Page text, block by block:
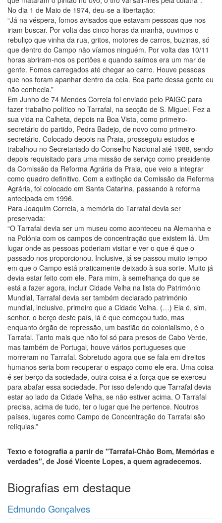
No dia 1 de Maio de 1974, deu-se a libertação:
“Já na véspera, fomos avisados que estavam pessoas que nos
iriam buscar. Por volta das cinco horas da manhã, ouvimos o
rebuliço que vinha da rua, gritos, motores de carros, buzinas, só
que dentro do Campo não víamos ninguém. Por volta das 10/11
horas abriram-nos os portões e quando saímos era um mar de
gente. Fomos carregados até chegar ao carro. Houve pessoas
que nos foram apanhar dentro da cela. Boa parte dessa gente eu
não conhecia.”
Em Junho de 74 Mendes Correia foi enviado pelo PAIGC para
fazer trabalho político no Tarrafal, na secção de S. Miguel. Fez a
sua vida na Calheta, depois na Boa Vista, como primeiro-
secretário do partido, Pedra Badejo, de novo como primeiro-
secretário. Colocado depois na Praia, prosseguiu estudos e
trabalhou no Secretariado do Conselho Nacional até 1988, sendo
depois requisitado para uma missão de serviço como presidente
da Comissão da Reforma Agrária da Praia, que veio a integrar
como quadro definitivo. Com a extinção da Comissão da Reforma
Agrária, foi colocado em Santa Catarina, passando à reforma
antecipada em 1996.
Para Joaquim Correia, a memória do Tarrafal devia ser
preservada:
“O Tarrafal devia ser um museu como aconteceu na Alemanha e
na Polónia com os campos de concentração que existem lá. Um
lugar onde as pessoas poderiam visitar e ver o que é que o
passado nos proporcionou. Inclusive, já se passou muito tempo
em que o Campo está praticamente deixado à sua sorte. Muito já
devia estar feito com ele. Para mim, à semelhança do que se
está a fazer agora, incluir Cidade Velha na lista do Património
Mundial, Tarrafal devia ser também declarado património
mundial, inclusive, primeiro que a Cidade Velha. (…) Ela é, sim,
senhor, o berço deste país, lá é que começou tudo, mas
enquanto órgão de repressão, um bastião do colonialismo, é o
Tarrafal. Tanto mais que não foi só para presos de Cabo Verde,
mas também de Portugal, houve vários portugueses que
morreram no Tarrafal. Sobretudo agora que se fala em direitos
humanos seria bom recuperar o espaço como ele era. Uma coisa
é ser berço da sociedade, outra coisa é a força que se exerceu
para abafar essa sociedade. Por isso defendo que Tarrafal devia
estar ao lado da Cidade Velha, se não estiver acima. O Tarrafal
precisa, acima de tudo, ter o lugar que lhe pertence. Noutros
países, lugares como Campo de Concentração do Tarrafal são
relíquias.”
Texto e fotografia a partir de "Tarrafal-Chão Bom, Memórias e
verdades", de José Vicente Lopes, a quem agradecemos.
Biografias em destaque
Edmundo Gonçalves